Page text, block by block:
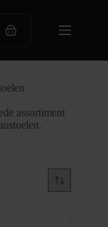
Winkelwagen
assortiment